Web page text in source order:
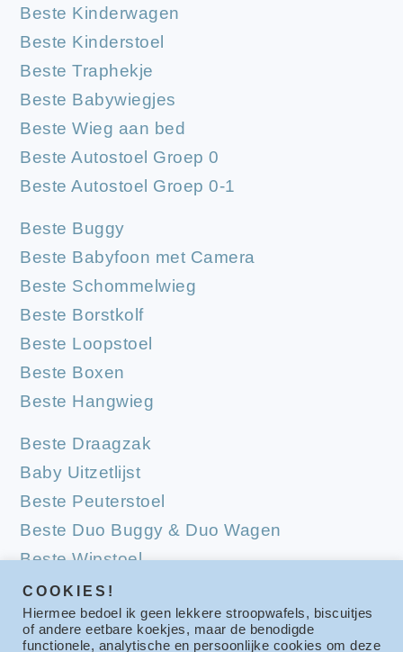
Beste Kinderwagen
Beste Kinderstoel
Beste Traphekje
Beste Babywiegjes
Beste Wieg aan bed
Beste Autostoel Groep 0
Beste Autostoel Groep 0-1
Beste Buggy
Beste Babyfoon met Camera
Beste Schommelwieg
Beste Borstkolf
Beste Loopstoel
Beste Boxen
Beste Hangwieg
Beste Draagzak
Baby Uitzetlijst
Beste Peuterstoel
Beste Duo Buggy & Duo Wagen
Beste Wipstoel
Beste Campingbedjes
Beste Babymatrassen
COOKIES!
Hiermee bedoel ik geen lekkere stroopwafels, biscuitjes
of andere eetbare koekjes, maar de benodigde
functionele, analytische en persoonlijke cookies om deze